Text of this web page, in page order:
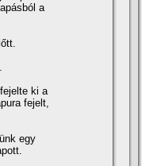
a
ki a
fejelt,
egy